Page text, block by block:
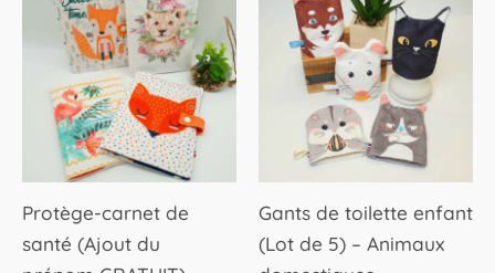
Protège-carnet de
santé (Ajout du
produit
plusieurs
variations.
options
choisies
Gants de toilette enfant
(Lot de 5) – Animaux